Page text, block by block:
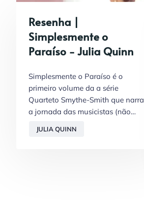
Resenha |
Simplesmente o
Paraíso - Julia Quinn
Simplesmente o Paraíso é o
primeiro volume da a série
Quarteto Smythe-Smith que narra
a jornada das musicistas (não…
JULIA QUINN